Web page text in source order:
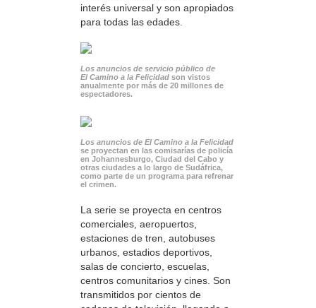
interés universal y son apropiados
para todas las edades.
Los anuncios de servicio público de
El Camino a la Felicidad son vistos
anualmente por más de 20 millones de
espectadores.
Los anuncios de El Camino a la Felicidad
se proyectan en las comisarías de policía
en Johannesburgo, Ciudad del Cabo y
otras ciudades a lo largo de Sudáfrica,
como parte de un programa para refrenar
el crimen.
La serie se proyecta en centros
comerciales, aeropuertos,
estaciones de tren, autobuses
urbanos, estadios deportivos,
salas de concierto, escuelas,
centros comunitarios y cines. Son
transmitidos por cientos de